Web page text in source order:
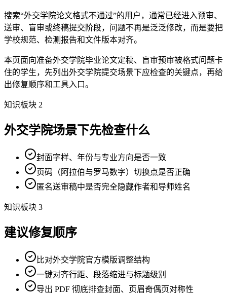
搜索“外交学院论文格式不通过”的用户，通常已经进入预审、
送审、盲审或终稿提交阶段，问题不再是泛泛修改，而是要把
学校规范、检测报告和文件版本对齐。
本页面向准备外交学院毕业论文定稿、盲审预审被格式问题卡
住的学生，先列出外交学院提交场景下应检查的关键点，再给
出修复顺序和工具入口。
知识板块 2
外交学院场景下先检查什么
封面字样、年份与专业方向是否一致
页码（阿拉伯与罗马数字）切换点是否正确
匿名送审稿中是否完全隐藏作者和导师姓名
知识板块 3
建议修复顺序
比对外交学院官方模版调整结构
一键对齐行距、段落缩进与标题级别
导出 PDF 彻底排查封面、页眉奇偶页对称性